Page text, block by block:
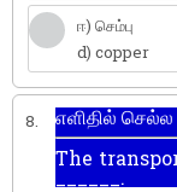
ஈ) செம்பு
d) copper
8.
எளிதில் செல்ல
The
______.